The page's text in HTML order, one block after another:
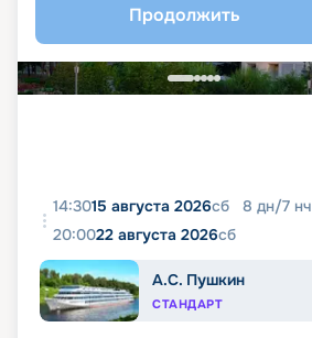
Продолжить
14:3015 августа 2026сб 8 дн/7 нч
20:0022 августа 2026сб
А.С. Пушкин
СТАНДАРТ